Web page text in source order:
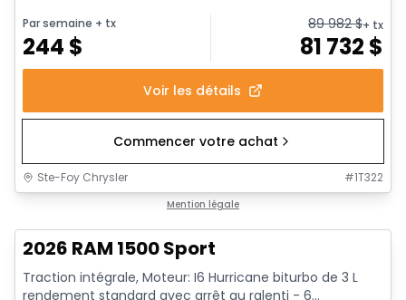
Par semaine + tx
244 $
89 982$+ tx
81 732 $
Voir les détails
Commencer votre achat
Ste-Foy Chrysler #1T322
Mention légale
2026 RAM 1500 Sport
Traction intégrale, Moteur: I6 Hurricane biturbo de 3 L
rendement standard avec arrêt au ralenti - 6...